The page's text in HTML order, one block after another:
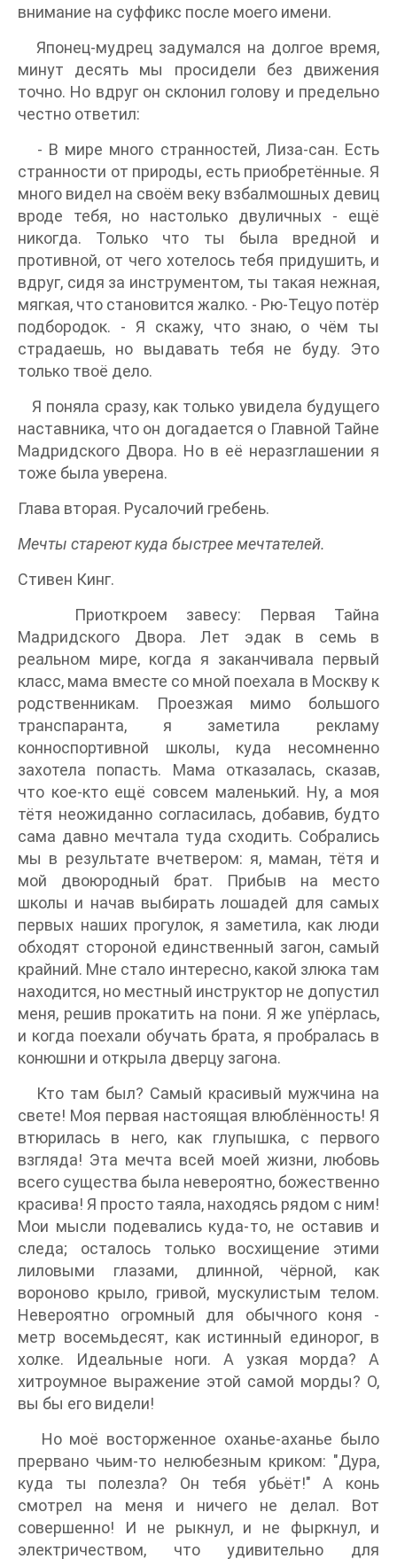
внимание на суффикс после моего имени.
Японец-мудрец задумался на долгое время,
минут десять мы просидели без движения
точно. Но вдруг он склонил голову и предельно
честно ответил:
- В мире много странностей, Лиза-сан. Есть
странности от природы, есть приобретённые. Я
много видел на своём веку взбалмошных девиц
вроде тебя, но настолько двуличных - ещё
никогда. Только что ты была вредной и
противной, от чего хотелось тебя придушить, и
вдруг, сидя за инструментом, ты такая нежная,
мягкая, что становится жалко. - Рю-Тецуо потёр
подбородок. - Я скажу, что знаю, о чём ты
страдаешь, но выдавать тебя не буду. Это
только твоё дело.
Я поняла сразу, как только увидела будущего
наставника, что он догадается о Главной Тайне
Мадридского Двора. Но в её неразглашении я
тоже была уверена.
Глава вторая. Русалочий гребень.
Мечты стареют куда быстрее мечтателей.
Стивен Кинг.
Приоткроем завесу: Первая Тайна
Мадридского Двора. Лет эдак в семь в
реальном мире, когда я заканчивала первый
класс, мама вместе со мной поехала в Москву к
родственникам. Проезжая мимо большого
транспаранта, я заметила рекламу
конноспортивной школы, куда несомненно
захотела попасть. Мама отказалась, сказав,
что кое-кто ещё совсем маленький. Ну, а моя
тётя неожиданно согласилась, добавив, будто
сама давно мечтала туда сходить. Собрались
мы в результате вчетвером: я, маман, тётя и
мой двоюродный брат. Прибыв на место
школы и начав выбирать лошадей для самых
первых наших прогулок, я заметила, как люди
обходят стороной единственный загон, самый
крайний. Мне стало интересно, какой злюка там
находится, но местный инструктор не допустил
меня, решив прокатить на пони. Я же упёрлась,
и когда поехали обучать брата, я пробралась в
конюшни и открыла дверцу загона.
Кто там был? Самый красивый мужчина на
свете! Моя первая настоящая влюблённость! Я
втюрилась в него, как глупышка, с первого
взгляда! Эта мечта всей моей жизни, любовь
всего существа была невероятно, божественно
красива! Я просто таяла, находясь рядом с ним!
Мои мысли подевались куда-то, не оставив и
следа; осталось только восхищение этими
лиловыми глазами, длинной, чёрной, как
вороново крыло, гривой, мускулистым телом.
Невероятно огромный для обычного коня -
метр восемьдесят, как истинный единорог, в
холке. Идеальные ноги. А узкая морда? А
хитроумное выражение этой самой морды? О,
вы бы его видели!
Но моё восторженное оханье-аханье было
прервано чьим-то нелюбезным криком: "Дура,
куда ты полезла? Он тебя убьёт!" А конь
смотрел на меня и ничего не делал. Вот
совершенно! И не рыкнул, и не фыркнул, и
электричеством, что удивительно для